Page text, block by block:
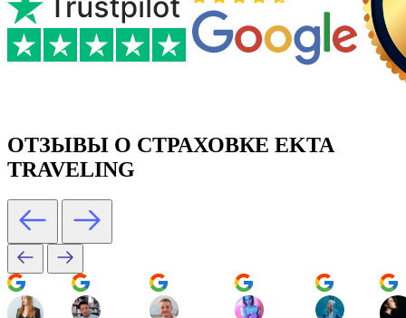
ОТЗЫВЫ О СТРАХОВКЕ EKTA
TRAVELING